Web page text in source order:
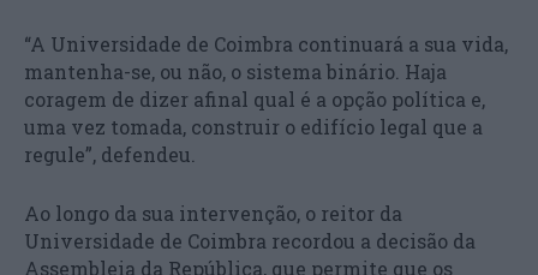
“A Universidade de Coimbra continuará a sua vida,
mantenha-se, ou não, o sistema binário. Haja
coragem de dizer afinal qual é a opção política e,
uma vez tomada, construir o edifício legal que a
regule”, defendeu.
Ao longo da sua intervenção, o reitor da
Universidade de Coimbra recordou a decisão da
Assembleia da República, que permite que os